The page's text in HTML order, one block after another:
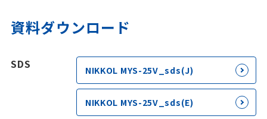
資料ダウンロード
SDS NIKKOL MYS-25V_sds(J)
NIKKOL MYS-25V_sds(E)